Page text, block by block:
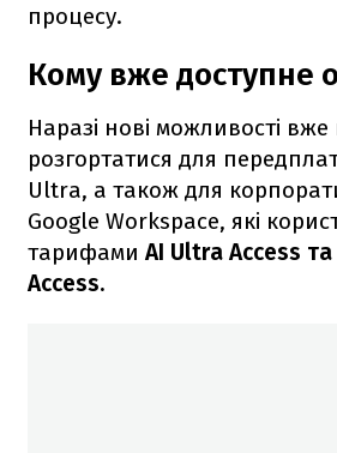
процесу.
Кому вже доступне
Наразі нові можливості
розгортатися для
Ultra, а також для
Google Workspace, які
тарифами AI Ultra Access та
Access.